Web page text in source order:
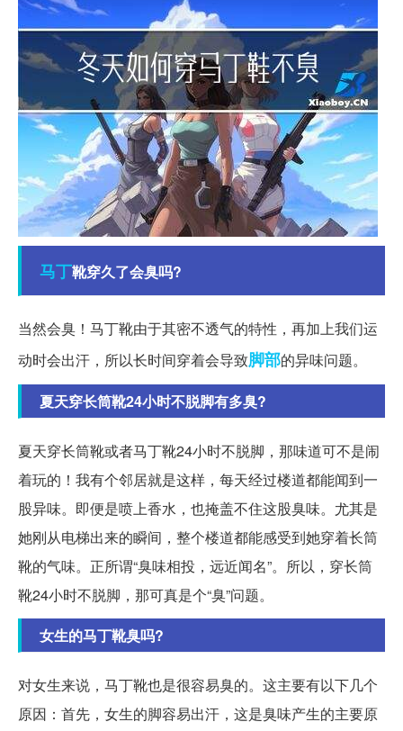
马丁靴穿久了会臭吗?
当然会臭！马丁靴由于其密不透气的特性，再加上我们运
动时会出汗，所以长时间穿着会导致脚部的异味问题。
夏天穿长筒靴24小时不脱脚有多臭?
夏天穿长筒靴或者马丁靴24小时不脱脚，那味道可不是闹
着玩的！我有个邻居就是这样，每天经过楼道都能闻到一
股异味。即便是喷上香水，也掩盖不住这股臭味。尤其是
她刚从电梯出来的瞬间，整个楼道都能感受到她穿着长筒
靴的气味。正所谓“臭味相投，远近闻名”。所以，穿长筒
靴24小时不脱脚，那可真是个“臭”问题。
女生的马丁靴臭吗?
对女生来说，马丁靴也是很容易臭的。这主要有以下几个
原因：首先，女生的脚容易出汗，这是臭味产生的主要原